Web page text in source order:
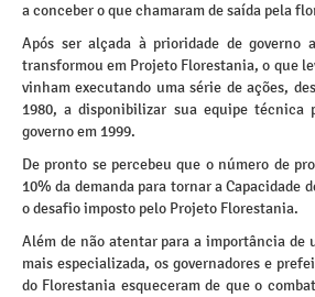
a conceber o que chamaram de saída pela
Após ser alçada à prioridade de governo
transformou em Projeto Florestania, o que
vinham executando uma série de ações,
1980, a disponibilizar sua equipe técnica
governo em 1999.
De pronto se percebeu que o número de
10% da demanda para tornar a Capacidade
o desafio imposto pelo Projeto Florestania.
Além de não atentar para a importância de
mais especializada, os governadores e
do Florestania esqueceram de que o